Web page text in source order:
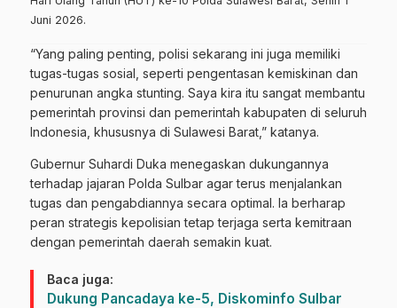
Juni 2026.
“Yang paling penting, polisi sekarang ini juga memiliki
tugas-tugas sosial, seperti pengentasan kemiskinan dan
penurunan angka stunting. Saya kira itu sangat membantu
pemerintah provinsi dan pemerintah kabupaten di seluruh
Indonesia, khususnya di Sulawesi Barat,” katanya.
Gubernur Suhardi Duka menegaskan dukungannya
terhadap jajaran Polda Sulbar agar terus menjalankan
tugas dan pengabdiannya secara optimal. Ia berharap
peran strategis kepolisian tetap terjaga serta kemitraan
dengan pemerintah daerah semakin kuat.
Baca juga:
Dukung Pancadaya ke-5, Diskominfo Sulbar